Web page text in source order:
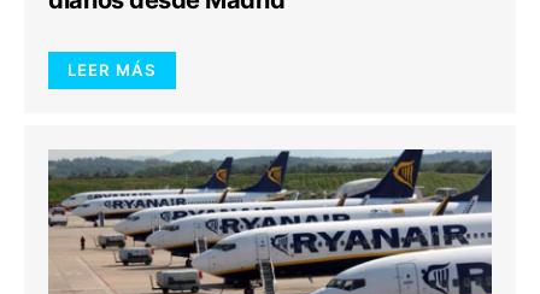
LEER MÁS